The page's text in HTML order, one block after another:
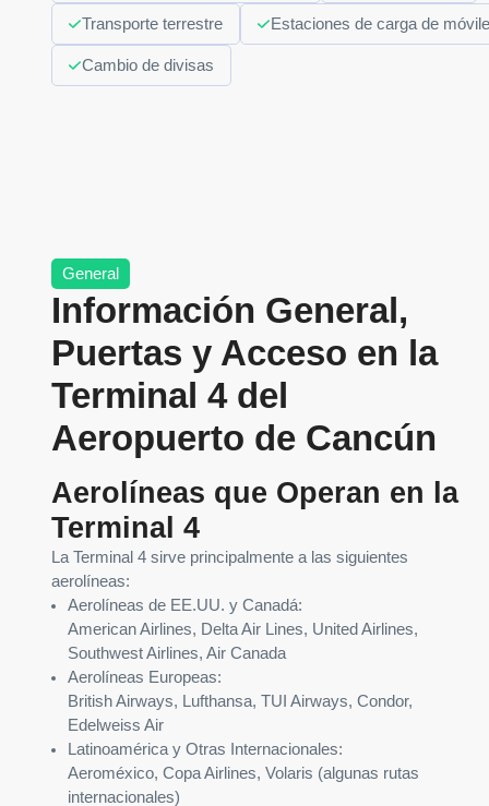
Transporte terrestre Estaciones de carga de
Cambio de divisas
General
Información General,
Puertas y Acceso en la
Terminal 4 del
Aeropuerto de Cancún
Aerolíneas que Operan en la
Terminal 4
La Terminal 4 sirve principalmente a las siguientes
aerolíneas:
Aerolíneas de EE.UU. y Canadá:
American Airlines, Delta Air Lines, United Airlines,
Southwest Airlines, Air Canada
Aerolíneas Europeas:
British Airways, Lufthansa, TUI Airways, Condor,
Edelweiss Air
Latinoamérica y Otras Internacionales:
Aeroméxico, Copa Airlines, Volaris (algunas rutas
internacionales)